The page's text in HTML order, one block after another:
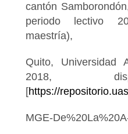
cantón
periodo lectivo
maestría),
Quito, Universidad
2018,
[https://
MGE-